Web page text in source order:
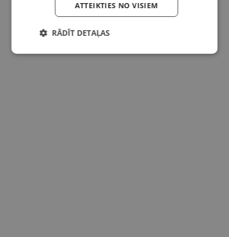
ATTEIKTIES NO VISIEM
RĀDĪT DETAĻAS